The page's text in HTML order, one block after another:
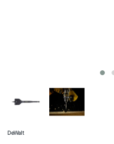
DeWalt